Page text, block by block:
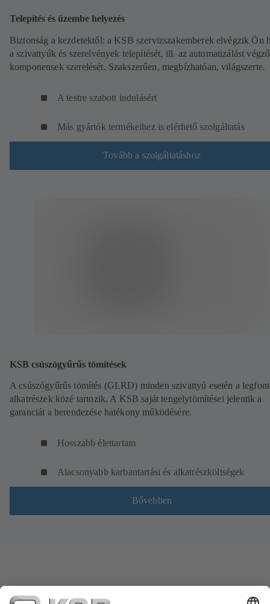
Telepítés és üzembe helyezés
Biztonság a kezdetektől: a KSB szervizszakemberek elvégzik Ön
a szivattyúk és szerelvények telepítését, ill. az automatizálást végző
komponensek szerelését. Szakszerűen, megbízhatóan, világszerte.
A testre szabott indulásért
Más gyártók termékeihez is elérhető szolgáltatás
Tovább a szolgáltatáshoz
KSB csúszógyűrűs tömítések
A csúszógyűrűs tömítés (GLRD) minden szivattyú esetén a
alkatrészek közé tartozik. A KSB saját tengelytömítései jelentik a
garanciát a berendezése hatékony működésére.
Hosszabb élettartam
Alacsonyabb karbantartási és alkatrészköltségek
Bővebben